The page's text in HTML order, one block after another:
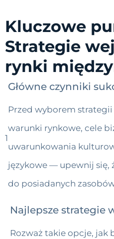
Kluczowe
Strategie
rynki
1
Główne czynniki
Przed wyborem
warunki rynkowe, cele
uwarunkowania
językowe — upewnij się,
do posiadanych
Najlepsze strategie
Rozważ takie opcje, jak